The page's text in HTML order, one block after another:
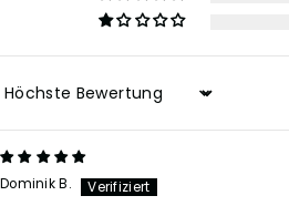
Sort by
Dominik B.